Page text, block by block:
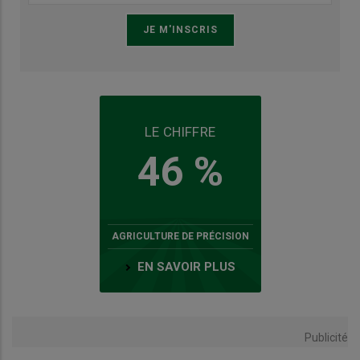
LE CHIFFRE
46 %
AGRICULTURE DE PRÉCISION
EN SAVOIR PLUS
Publicité